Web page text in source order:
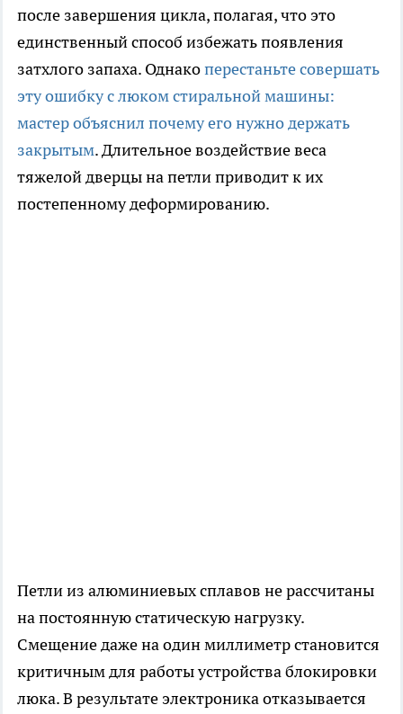
после завершения цикла, полагая, что это
единственный способ избежать появления
затхлого запаха. Однакоперестаньте совершать
эту ошибку с люком стиральной машины:
мастер объяснил почему его нужно держать
закрытым. Длительное воздействие веса
тяжелой дверцы на петли приводит к их
постепенному деформированию.
Петли из алюминиевых сплавов не рассчитаны
на постоянную статическую нагрузку.
Смещение даже на один миллиметр становится
критичным для работы устройства блокировки
люка. В результате электроника отказывается